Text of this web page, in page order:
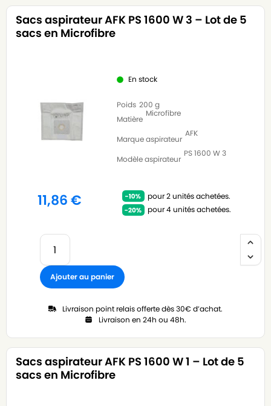
Sacs aspirateur AFK PS 1600 W 3 – Lot de 5
sacs en Microfibre
En stock
Poids 200 g
Matière
Microfibre
Marque aspirateur
AFK
Modèle aspirateur
PS 1600 W 3
11,86€
pour 2 unités achetées.
pour 4 unités achetées.
Ajouter au panier
Livraison point relais offerte dès 30€ d’achat.
Livraison en 24h ou 48h.
Sacs aspirateur AFK PS 1600 W 1 – Lot de 5
sacs en Microfibre